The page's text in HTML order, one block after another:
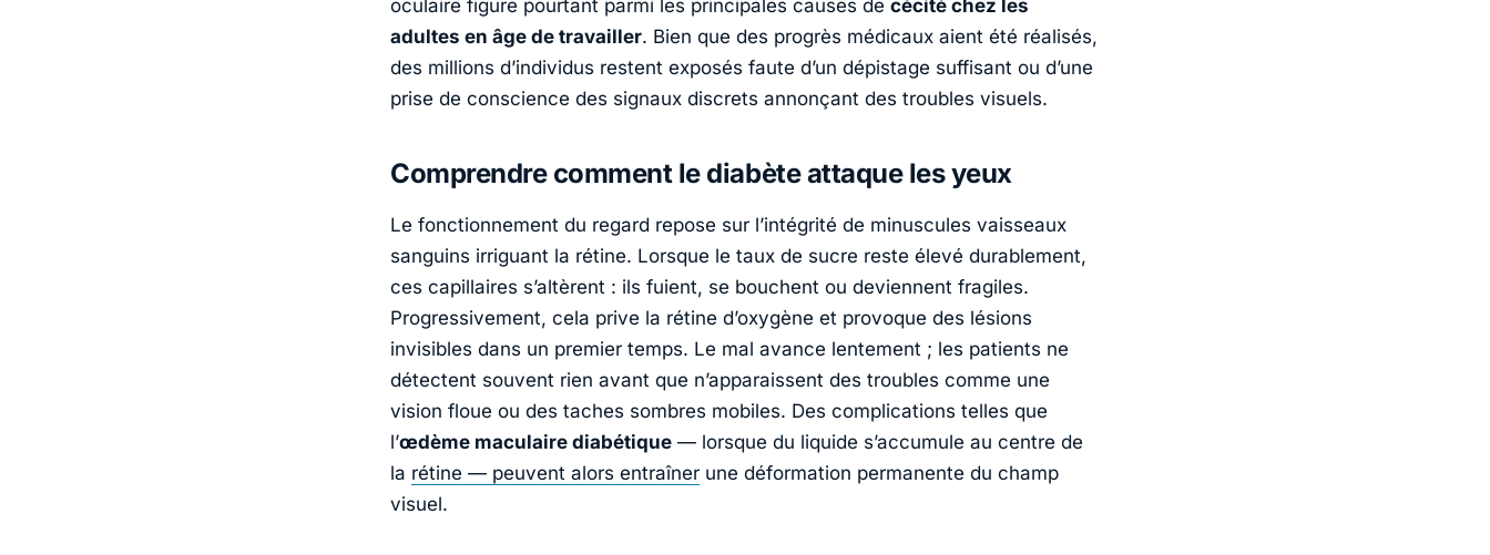
oculaire figure pourtant parmi les principales causes de cécité chez les
adultes en âge de travailler. Bien que des progrès médicaux aient été réalisés,
des millions d’individus restent exposés faute d’un dépistage suffisant ou d’une
prise de conscience des signaux discrets annonçant des troubles visuels.
Comprendre comment le diabète attaque les yeux
Le fonctionnement du regard repose sur l’intégrité de minuscules vaisseaux
sanguins irriguant la rétine. Lorsque le taux de sucre reste élevé durablement,
ces capillaires s’altèrent : ils fuient, se bouchent ou deviennent fragiles.
Progressivement, cela prive la rétine d’oxygène et provoque des lésions
invisibles dans un premier temps. Le mal avance lentement ; les patients ne
détectent souvent rien avant que n’apparaissent des troubles comme une
vision floue ou des taches sombres mobiles. Des complications telles que
l’œdème maculaire diabétique — lorsque du liquide s’accumule au centre de
la rétine — peuvent alors entraîner une déformation permanente du champ
visuel.